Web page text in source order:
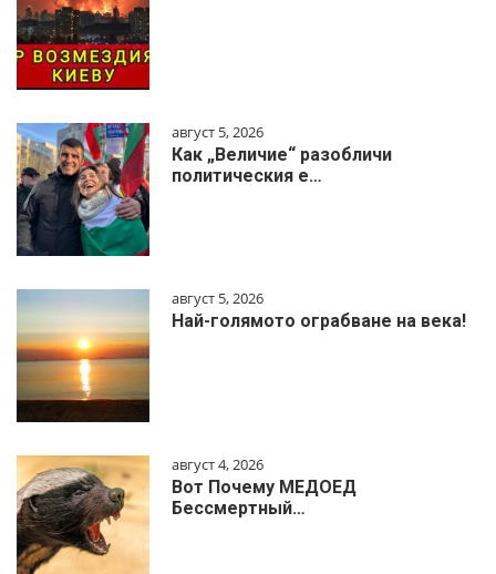
август 5, 2026
Как „Величие“ разобличи
политическия е…
август 5, 2026
Най-голямото ограбване на века!
август 4, 2026
Вот Почему МЕДОЕД
Бессмертный…